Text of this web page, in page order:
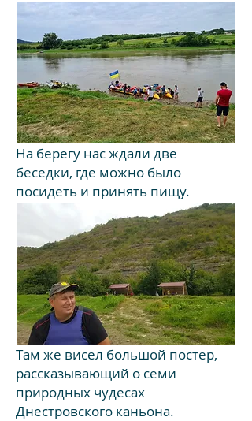
На берегу нас ждали две
беседки, где можно было
посидеть и принять пищу.
Там же висел большой постер,
рассказывающий о семи
природных чудесах
Днестровского каньона.